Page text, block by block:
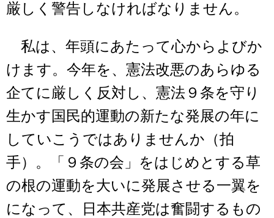
厳しく警告しなければなりません。
私は、年頭にあたって心からよびか
けます。今年を、憲法改悪のあらゆる
企てに厳しく反対し、憲法９条を守り
生かす国民的運動の新たな発展の年に
していこうではありませんか（拍
手）。「９条の会」をはじめとする草
の根の運動を大いに発展させる一翼を
になって、日本共産党は奮闘するもの